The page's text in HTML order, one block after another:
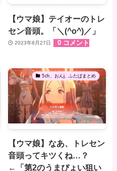
【ウマ娘】テイオーのトレ
セン音頭。「＼(^o^)／」
2023年8月27日 0 コメント
5ch、おんj、ふたばまとめ
【ウマ娘】なあ、トレセン
音頭ってキツくね…？
←「第2のうまぴょい狙い